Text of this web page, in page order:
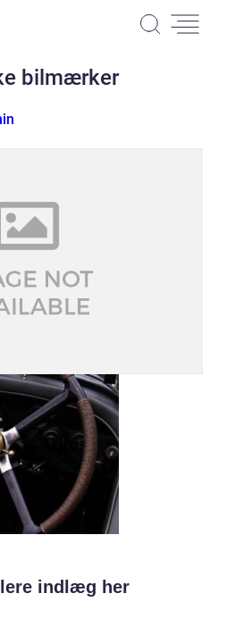
bilmærker
indlæg her